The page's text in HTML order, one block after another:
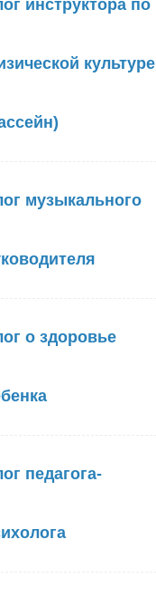
инструктора по
культуре
музыкального
о здоровье
педагога-